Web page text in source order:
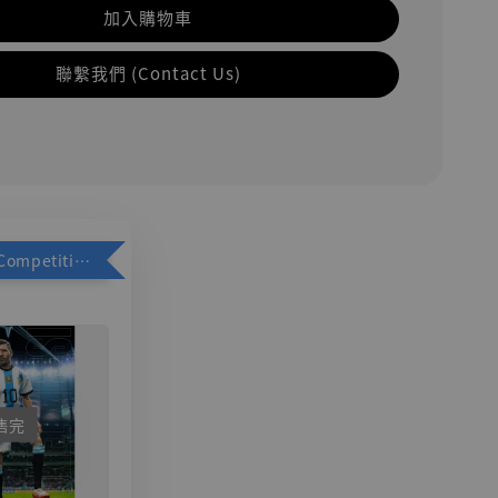
加入購物車
聯繫我們 (Contact Us)
加購優惠【Competitive Toys 梅西 [CM001]】
完